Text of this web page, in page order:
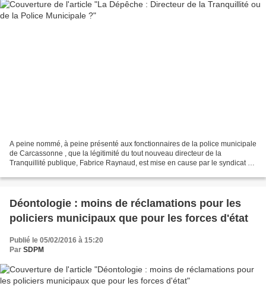
A peine nommé, à peine présenté aux fonctionnaires de la police municipale
de Carcassonne , que la légitimité du tout nouveau directeur de la
Tranquillité publique, Fabrice Raynaud, est mise en cause par le syndicat de
Déontologie : moins de réclamations pour les
policiers municipaux que pour les forces d'état
Publié le 05/02/2016 à 15:20
Par SDPM